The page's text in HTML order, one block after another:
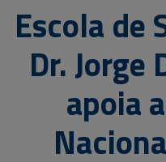
Escola de
Dr. Jorge
apoia